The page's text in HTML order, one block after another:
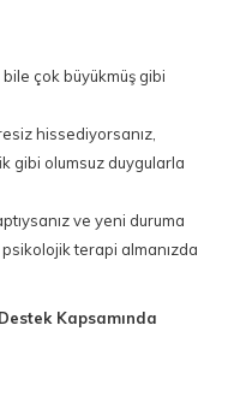
bile çok büyükmüş gibi
hissediyorsanız,
gibi olumsuz duygularla
ve yeni duruma
terapi almanızda
Kapsamında